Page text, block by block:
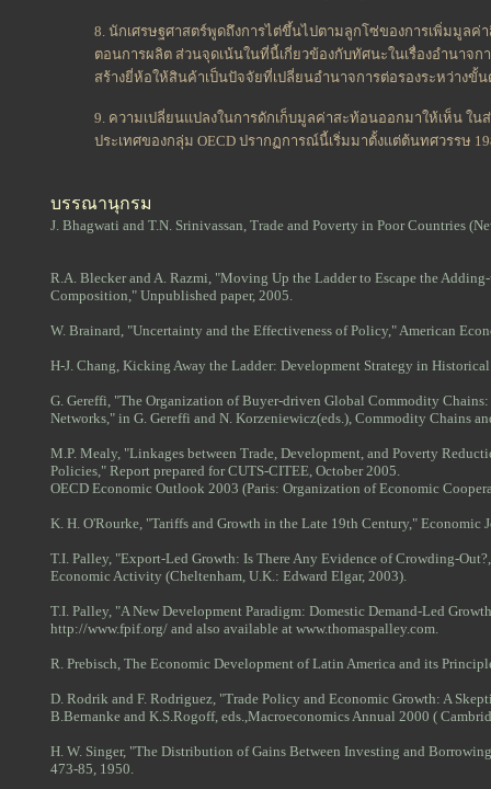
8. นักเศรษฐศาสตร์พูดถึงการไต่ขึ้นไปตามลูกโซ่ของการเพิ่มมูล
ตอนการผลิต ส่วนจุดเน้นในที่นี้เกี่ยวข้องกับทัศนะในเรื่องอำนาจก
สร้างยี่ห้อให้สินค้าเป็นปัจจัยที่เปลี่ยนอำนาจการต่อรองระหว่างขั้
9. ความเปลี่ยนแปลงในการดักเก็บมูลค่าสะท้อนออกมาให้เห็น ใน
ประเทศของกลุ่ม OECD ปรากฏการณ์นี้เริ่มมาตั้งแต่ต้นทศวรรษ
บรรณานุกรม
J. Bhagwati and T.N. Srinivassan, Trade and Poverty in Poor Countries
R.A. Blecker and A. Razmi, "Moving Up the Ladder to Escape the
Composition," Unpublished paper, 2005.
W. Brainard, "Uncertainty and the Effectiveness of Policy," American
H-J. Chang, Kicking Away the Ladder: Development Strategy in
G. Gereffi, "The Organization of Buyer-driven Global Commodity Chains:
Networks," in G. Gereffi and N. Korzeniewicz(eds.), Commodity Chains
M.P. Mealy, "Linkages between Trade, Development, and Poverty
Policies," Report prepared for CUTS-CITEE, October 2005.
OECD Economic Outlook 2003 (Paris: Organization of Economic
K. H. O'Rourke, "Tariffs and Growth in the Late 19th Century," Economic
T.I. Palley, "Export-Led Growth: Is There Any Evidence of Crowding-
Economic Activity (Cheltenham, U.K.: Edward Elgar, 2003).
T.I. Palley, "A New Development Paradigm: Domestic Demand-Led
http://www.fpif.org/ and also available at www.thomaspalley.com.
R. Prebisch, The Economic Development of Latin America and its
D. Rodrik and F. Rodriguez, "Trade Policy and Economic Growth: A
B.Bernanke and K.S.Rogoff, eds.,Macroeconomics Annual 2000 (
H. W. Singer, "The Distribution of Gains Between Investing and
473-85, 1950.